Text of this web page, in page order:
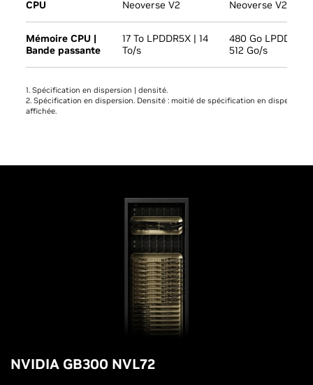
CPU
Neoverse V2
Neoverse V2
Mémoire CPU |
Bande passante
17 To LPDDR5X | 14
To/s
480 Go LPDDR5X
512 Go/s
1. Spécification en dispersion | densité.
2. Spécification en dispersion. Densité : moitié de spécification en dispersion
affichée.
NVIDIA GB300 NVL72